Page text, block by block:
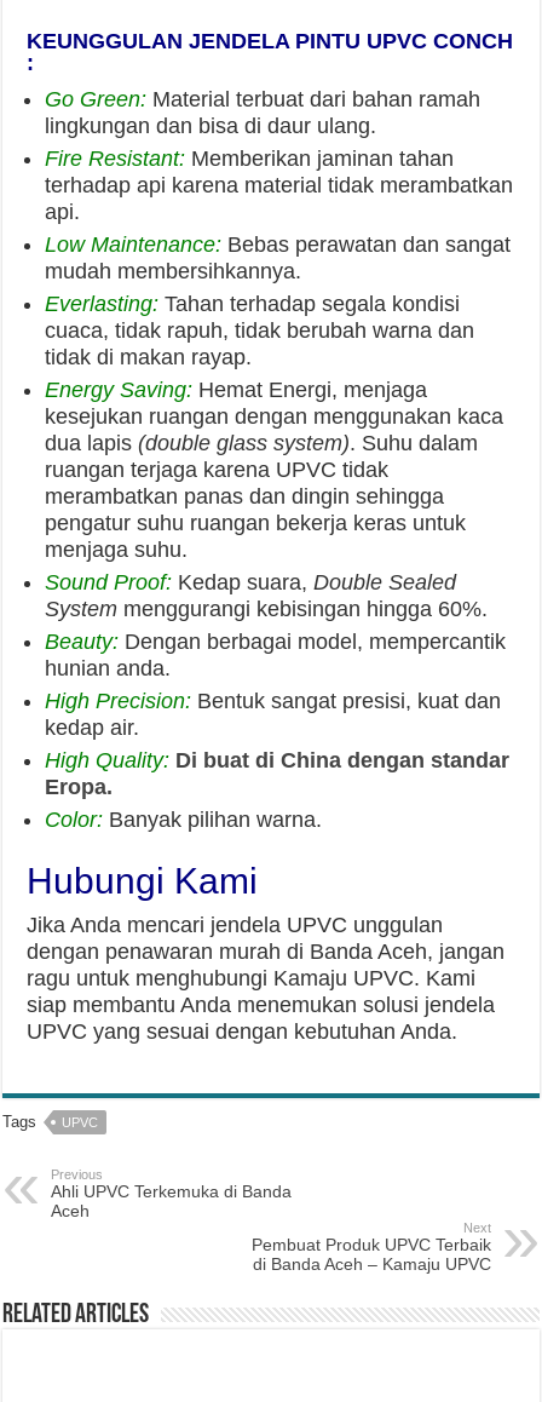
KEUNGGULAN JENDELA PINTU UPVC CONCH
:
Go Green: Material terbuat dari bahan ramah
lingkungan dan bisa di daur ulang.
Fire Resistant: Memberikan jaminan tahan
terhadap api karena material tidak merambatkan
api.
Low Maintenance: Bebas perawatan dan sangat
mudah membersihkannya.
Everlasting: Tahan terhadap segala kondisi
cuaca, tidak rapuh, tidak berubah warna dan
tidak di makan rayap.
Energy Saving: Hemat Energi, menjaga
kesejukan ruangan dengan menggunakan kaca
dua lapis(double glass system). Suhu dalam
ruangan terjaga karena UPVC tidak
merambatkan panas dan dingin sehingga
pengatur suhu ruangan bekerja keras untuk
menjaga suhu.
Sound Proof: Kedap suara,Double Sealed
System menggurangi kebisingan hingga 60%.
Beauty: Dengan berbagai model, mempercantik
hunian anda.
High Precision: Bentuk sangat presisi, kuat dan
kedap air.
High Quality: Di buat di China dengan standar
Eropa.
Color: Banyak pilihan warna.
Hubungi Kami
Jika Anda mencari jendela UPVC unggulan
dengan penawaran murah di Banda Aceh, jangan
ragu untuk menghubungi Kamaju UPVC. Kami
siap membantu Anda menemukan solusi jendela
UPVC yang sesuai dengan kebutuhan Anda.
Tags UPVC
Previous
Ahli UPVC Terkemuka di Banda
Aceh
Next
Pembuat Produk UPVC Terbaik
di Banda Aceh – Kamaju UPVC
Related Articles